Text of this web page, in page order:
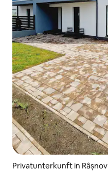
Privatunterkunft in Râșnov